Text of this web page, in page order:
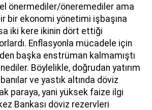
önermediler/öneremediler ama
bir ekonomi yönetimi işbaşına
iki kere ikinin dört ettiği
Enflasyonla mücadele için
başka enstrüman kalmamıştı
Böylelikle, doğrudan yatırım
ve yastık altında döviz
paraya, yani yüksek faize ilgi
Bankası döviz rezervleri